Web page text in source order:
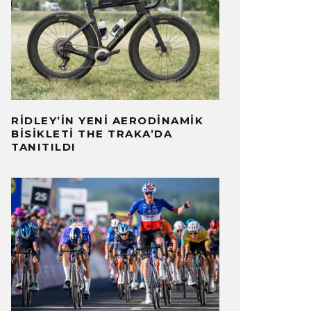
RIDLEY’IN YENI AERODINAMIK
BISIKLETI THE TRAKA’DA
TANITILDI